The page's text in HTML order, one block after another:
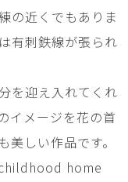
の近くでもありま
有刺鉄線が張られ
を迎え入れてくれ
イメージを花の首
しい作品です。
home